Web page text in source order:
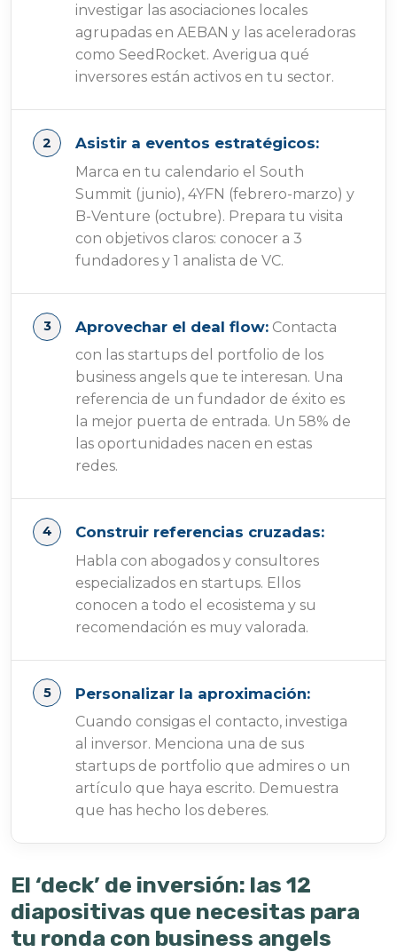
investigar las asociaciones locales
agrupadas en AEBAN y las aceleradoras
como SeedRocket. Averigua qué
inversores están activos en tu sector.
Asistir a eventos estratégicos:
Marca en tu calendario el South
Summit (junio), 4YFN (febrero-marzo) y
B-Venture (octubre). Prepara tu visita
con objetivos claros: conocer a 3
fundadores y 1 analista de VC.
Aprovechar el deal flow: Contacta
con las startups del portfolio de los
business angels que te interesan. Una
referencia de un fundador de éxito es
la mejor puerta de entrada. Un 58% de
las oportunidades nacen en estas
redes.
Construir referencias cruzadas:
Habla con abogados y consultores
especializados en startups. Ellos
conocen a todo el ecosistema y su
recomendación es muy valorada.
Personalizar la aproximación:
Cuando consigas el contacto, investiga
al inversor. Menciona una de sus
startups de portfolio que admires o un
artículo que haya escrito. Demuestra
que has hecho los deberes.
El ‘deck’ de inversión: las 12
diapositivas que necesitas para
tu ronda con business angels